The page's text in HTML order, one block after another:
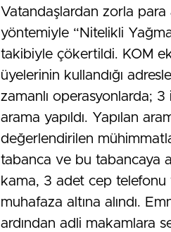
Vatandaşlardan zorla para
yöntemiyle “Nitelikli
takibiyle çökertildi. KOM
üyelerinin kullandığı
zamanlı operasyonlarda;
arama yapıldı. Yapılan
değerlendirilen
tabanca ve bu tabancaya
kama, 3 adet cep
muhafaza altına alındı.
ardından adli makamlara